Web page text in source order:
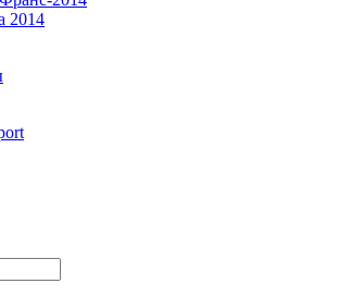
2014